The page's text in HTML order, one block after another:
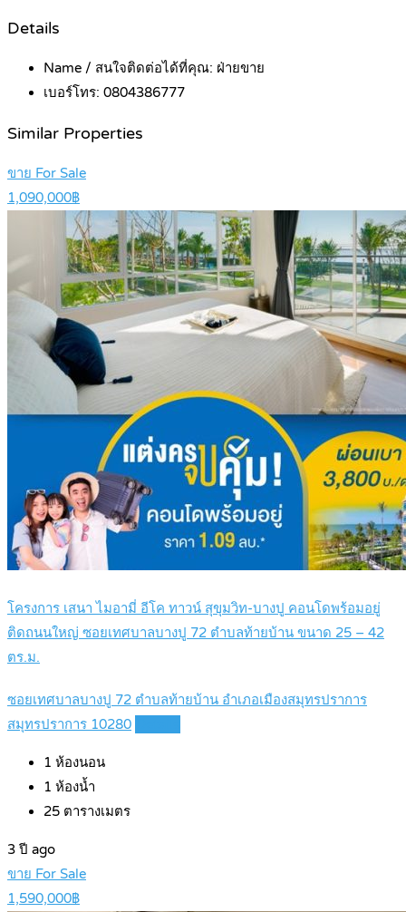
Details
Name / สนใจติดต่อได้ที่คุณ: ฝ่ายขาย
เบอร์โทร: 0804386777
Similar Properties
ขาย For Sale
1,090,000฿
โครงการ เสนา ไมอามี่ อีโค ทาวน์ สุขุมวิท-บางปู คอนโดพร้อมอยู่
ติดถนนใหญ่ ซอยเทศบาลบางปู 72 ตำบลท้ายบ้าน ขนาด 25 – 42
ตร.ม.
ซอยเทศบาลบางปู 72 ตำบลท้ายบ้าน อำเภอเมืองสมุทรปราการ
สมุทรปราการ 10280
1 ห้องนอน
1 ห้องน้ำ
25 ตารางเมตร
3 ปี ago
ขาย For Sale
1,590,000฿